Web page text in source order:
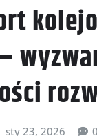
sty 23, 2026 0